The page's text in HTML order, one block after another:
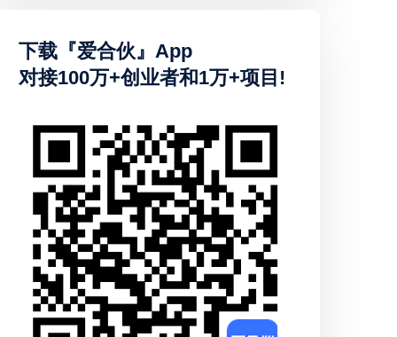
下载『爱合伙』App
对接100万+创业者和1万+项目!